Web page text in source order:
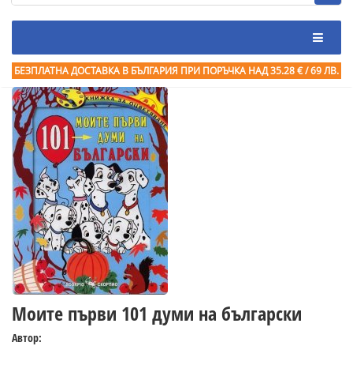
БЕЗПЛАТНА ДОСТАВКА В БЪЛГАРИЯ ПРИ ПОРЪЧКА НАД 35.28 € / 69 ЛВ.
Моите първи 101 думи на български
Автор: